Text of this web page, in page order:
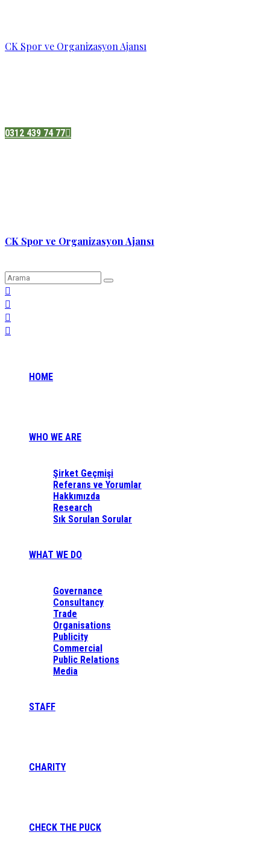
CK Spor ve Organizasyon Ajansı
0312 439 74 77
CK Spor ve Organizasyon Ajansı
HOME
WHO WE ARE
Şirket Geçmişi
Referans ve Yorumlar
Hakkımızda
Research
Sık Sorulan Sorular
WHAT WE DO
Governance
Consultancy
Trade
Organisations
Publicity
Commercial
Public Relations
Media
STAFF
CHARITY
CHECK THE PUCK